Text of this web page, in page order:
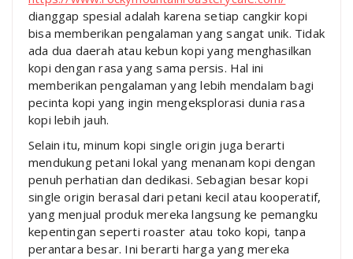
dianggap spesial adalah karena setiap cangkir kopi
bisa memberikan pengalaman yang sangat unik. Tidak
ada dua daerah atau kebun kopi yang menghasilkan
kopi dengan rasa yang sama persis. Hal ini
memberikan pengalaman yang lebih mendalam bagi
pecinta kopi yang ingin mengeksplorasi dunia rasa
kopi lebih jauh.
Selain itu, minum kopi single origin juga berarti
mendukung petani lokal yang menanam kopi dengan
penuh perhatian dan dedikasi. Sebagian besar kopi
single origin berasal dari petani kecil atau kooperatif,
yang menjual produk mereka langsung ke pemangku
kepentingan seperti roaster atau toko kopi, tanpa
perantara besar. Ini berarti harga yang mereka